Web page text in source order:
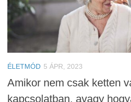
ÉLETMÓD 5 ÁPR, 2023
Amikor nem csak ketten
kapcsolatban, avagy